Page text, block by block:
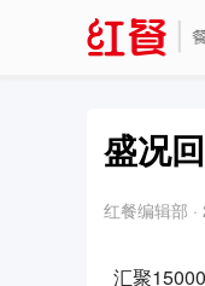
盛况
红餐编辑部 ·
汇聚